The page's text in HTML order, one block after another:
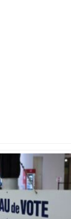
– Stade
l'ogre
la demi-